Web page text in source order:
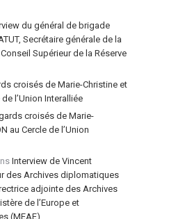
du général de brigade
Secrétaire générale de la
Supérieur de la Réserve
croisés de Marie-Christine et
l’Union Interalliée
croisés de Marie-
au Cercle de l’Union
Interview de Vincent
des Archives diplomatiques
adjointe des Archives
de l’Europe et
(MEAE)